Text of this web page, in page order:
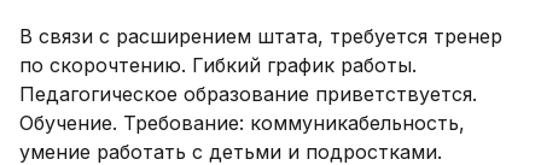
В связи с расширением штата, требуется тренер
по скорочтению. Гибкий график работы.
Педагогическое образование приветствуется.
Обучение. Требование: коммуникабельность,
умение работать с детьми и подростками.